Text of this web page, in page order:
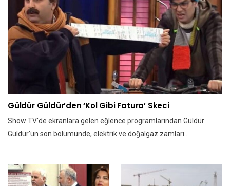
Güldür Güldür’den ‘kol Gibi Fatura’ Skeci
Show TV'de ekranlara gelen eğlence programlarından Güldür
Güldür'ün son bölümünde, elektrik ve doğalgaz zamları…